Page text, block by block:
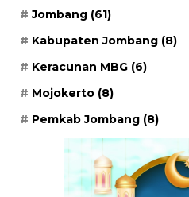
Jombang (61)
Kabupaten Jombang (8)
Keracunan MBG (6)
Mojokerto (8)
Pemkab Jombang (8)